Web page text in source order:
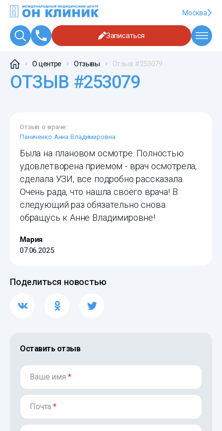
Москва
Записаться
О центре Отзывы Отзыв #253079
ОТЗЫВ #253079
Отзыв о враче:
Паниченко Анна Владимировна
Была на плановом осмотре. Полностью
удовлетворена приемом - врач осмотрела,
сделала УЗИ, все подробно рассказала.
Очень рада, что нашла своего врача! В
следующий раз обязательно снова
обращусь к Анне Владимировне!
Мария
07.06.2025
Поделиться новостью
Оставить отзыв
Ваше имя *
Почта*